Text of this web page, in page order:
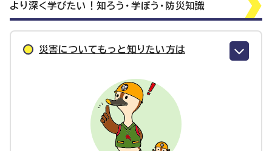
より深く学びたい！知ろう・学ぼう・防災知識
災害についてもっと知りたい方は